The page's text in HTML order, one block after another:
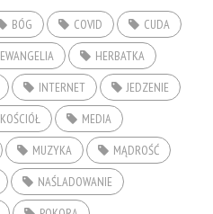
BÓG COVID
CUDA
EWANGELIA
HERBATKA
INTERNET
JEDZENIE
KOŚCIÓŁ
MEDIA
MUZYKA
MĄDROŚĆ
NAŚLADOWANIE